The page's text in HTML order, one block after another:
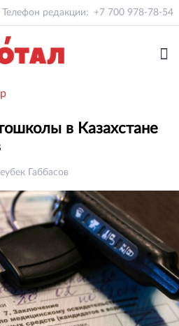
Телефон редакции: +7 700 978-78-54
в Казахстане
Габбасов